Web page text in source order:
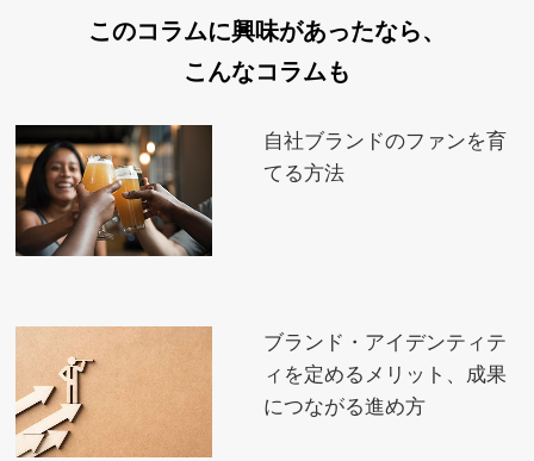
このコラムに興味があったなら、
こんなコラムも
自社ブランドのファンを育
てる方法
ブランド・アイデンティテ
ィを定めるメリット、成果
につながる進め方